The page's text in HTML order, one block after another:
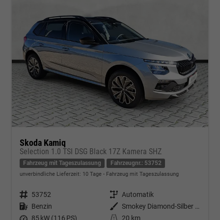
Skoda Kamiq
Selection 1.0 TSI DSG Black 17Z Kamera SHZ
Fahrzeug mit Tageszulassung Fahrzeugnr.: 53752
unverbindliche Lieferzeit: 10 Tage Fahrzeug mit Tageszulassung
Fahrzeugnr. 53752 Getriebe Automatik
Kraftstoff Benzin Außenfarbe
Smokey Diamond-Silber Metallic
Leistung 85 kW (116 PS) Kilometerstand 20 km